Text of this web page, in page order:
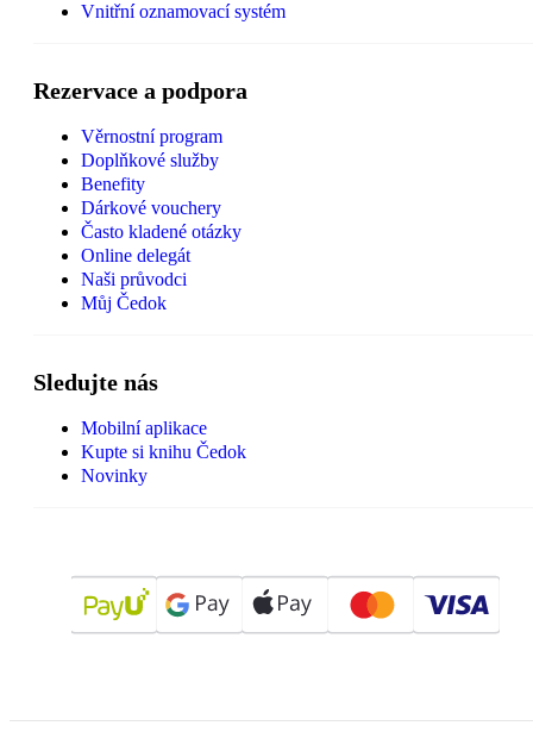
Vnitřní oznamovací systém
Rezervace a podpora
Věrnostní program
Doplňkové služby
Benefity
Dárkové vouchery
Často kladené otázky
Online delegát
Naši průvodci
Můj Čedok
Sledujte nás
Mobilní aplikace
Kupte si knihu Čedok
Novinky